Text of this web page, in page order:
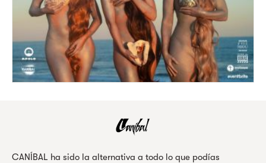
CANÍBAL ha sido la alternativa a todo lo que podías